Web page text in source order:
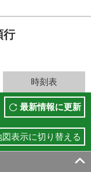
行
時刻表
最新情報に更新
図表示に切り替える
